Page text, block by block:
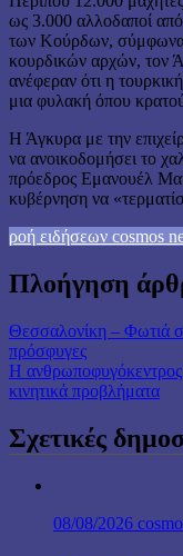
ως 3.000 αλλοδαποί
των Κούρδων, σύμφωνα
κουρδικών αρχών, τον
ανέφεραν ότι η
μια φυλακή όπου
Η Άγκυρα με την
να ανοικοδομήσει το
πρόεδρος Εμανουέλ
κυβέρνηση να
ροή ειδήσεων cosmos
Πλοήγηση
Θεσσαλονίκη – Φωτιά
πρόσφυγες
Η
κινητικά προβλήματα
Σχετικές
08/08/2026